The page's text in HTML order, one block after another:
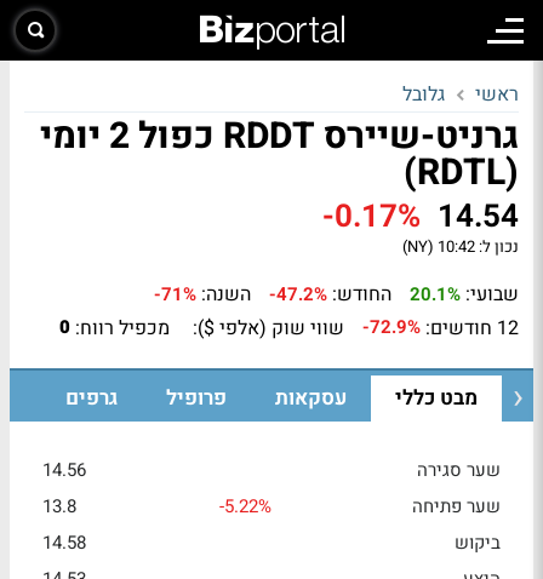
ראשי גלובל
גרניט-שיירס RDDT כפול 2 יומי
(RDTL)
14.54
-0.17%
נכון ל: 10:42 (NY)
שבועי: 20.1% החודש: -47.2% השנה: -71%
12 חודשים: -72.9% שווי שוק (אלפי $): מכפיל רווח: 0
מבט כללי עסקאות פרופיל גרפים
שער סגירה
14.56
שער פתיחה
-5.22%
13.8
ביקוש
14.58